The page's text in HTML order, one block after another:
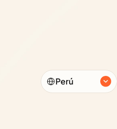
Select Language
Perú